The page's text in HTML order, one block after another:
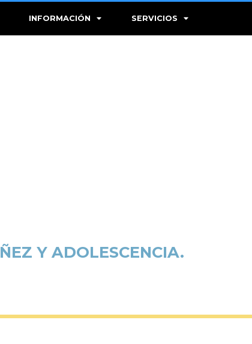
INFORMACIÓN SERVICIOS
Y ADOLESCENCIA.